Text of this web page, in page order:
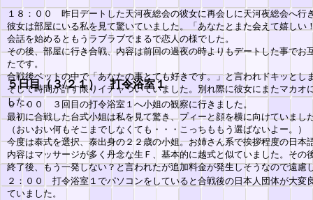
５日目（３/２１） 打令浴室１
０：００ ３回目の打令浴室１へ小姐の観察に行きました。
最初に合戦した台式小姐は私を見て驚き、プィーと顔を横に向けていまし
（おいおい何もそこまでしなくても・・・こっちももう選ばないよー。）
今度は泰式を選択、泰出身の２２歳の小姐。お姉さん系で挨拶程度の日本
内容はマッサージが多く丹念な生Ｆ、基本的に越式と似ていました。その
終了後、もう一発しない？と言われたが追加料金が発生しそうなので遠慮
２：００ 打令浴室１でパソコンをしていると合戦後の日本人団体が大変
ていました。
１８：００ 昨日デートした天河夜総会の彼女に再会しに天河夜総会へ行
彼女は部屋にいる私を見て驚いていました。「あなたとまた会えて嬉しい
会話を始めるともうラブラブでまるで恋人の様でした。
その後、部屋に行き合戦、内容は前回の過夜の時よりもデートした事でお
たです。
合戦後ベットの中で「あなたの事とても好きです。」と言われドキッとし
そして時間が許す限りイチャついていました。別れ際に彼女にまたマカ
した。